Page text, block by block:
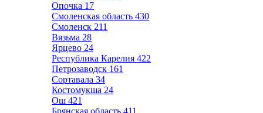
Опочка 17
Смоленская область 430
Смоленск 211
Вязьма 28
Ярцево 24
Республика Карелия 422
Петрозаводск 161
Сортавала 34
Костомукша 24
Ош 421
Брянская область 411